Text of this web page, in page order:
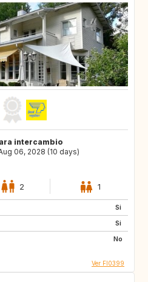
intercambio
06, 2028 (10 days)
2 1
Si
Si
No
Ver FI0399